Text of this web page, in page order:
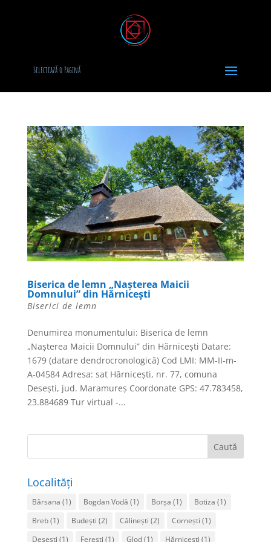
Selectează o Pagină
Biserica de lemn „Nașterea Maicii
Domnului” din Hărnicești
Biserici de lemn
Denumirea monumentului: Biserica de lemn
„Nașterea Maicii Domnului” din Hărnicești Datare:
1679 (datare dendrocronologică) Cod LMI: MM-II-m-
A-04584 Adresa: sat Hărnicești, nr. 77, comuna
Desești, jud. Maramureș Coordonate GPS: 47.783458,
23.884689 Tur virtual -...
Localități
Bârsana (1) Bogdan Vodă (1) Borșa (1) Botiza (1)
Breb(1) Budești (2) Călinești (2) Cornești (1)
Desești (1) Ferești (1) Glod(1) Hărnicești (1)